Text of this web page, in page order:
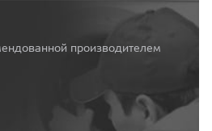
производителем